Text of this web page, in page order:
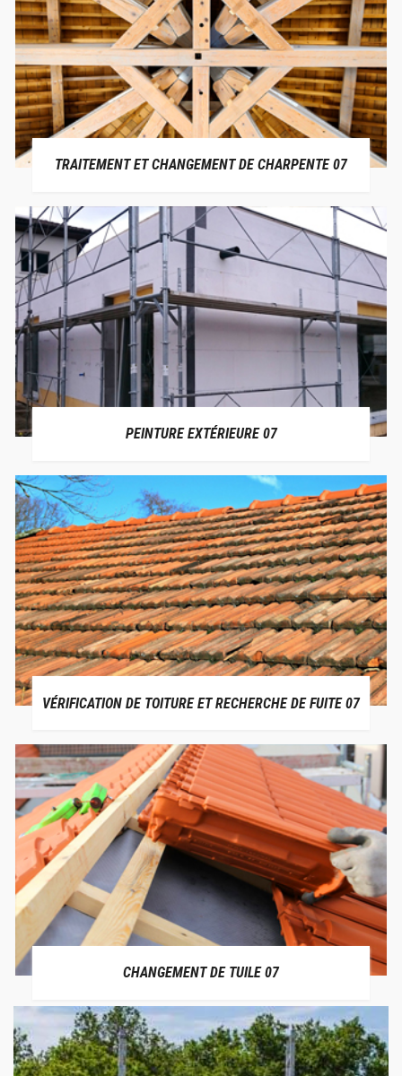
TRAITEMENT ET CHANGEMENT DE CHARPENTE 07
PEINTURE EXTÉRIEURE 07
VÉRIFICATION DE TOITURE ET RECHERCHE DE FUITE 07
CHANGEMENT DE TUILE 07